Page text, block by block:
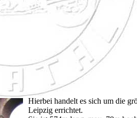
Hierbei handelt es sich um die
Leipzig errichtet.